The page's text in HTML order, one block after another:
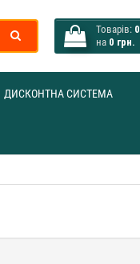
Товарів: 0
на 0 грн.
ДИСКОНТНА СИСТЕМА